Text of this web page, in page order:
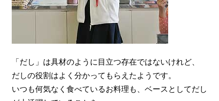
「だし」は具材のように目立つ存在ではないけれど、
だしの役割はよく分かってもらえたようです。
いつも何気なく食べているお料理も、ベースとしてだし